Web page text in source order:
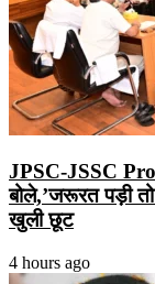
JPSC-JSSC
बोले,’जरूरत पड़ी
खुली छूट
4 hours ago